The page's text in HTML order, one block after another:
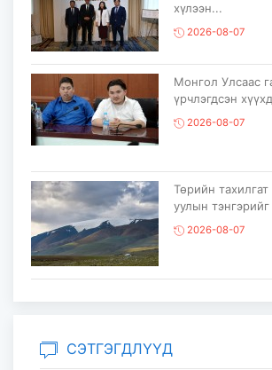
хүлээн...
2026-08-07
Монгол Улсаас
үрчлэгдсэн
2026-08-07
Төрийн
уулын
2026-08-07
СЭТГЭГДЛҮҮД